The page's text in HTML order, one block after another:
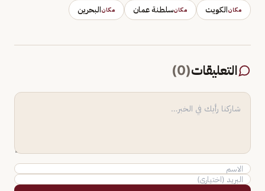
مكانالكويت مكانسلطنة عمان مكانالبحرين
التعليقات(
0
)